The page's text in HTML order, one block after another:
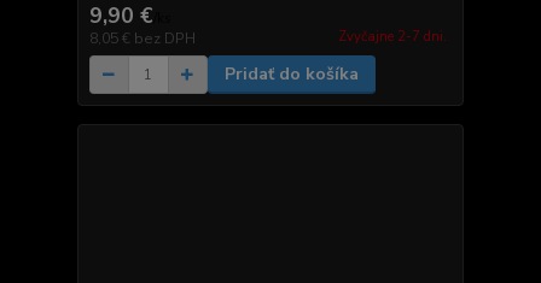
9,90 €
8,05 € bez DPH Zvyčajne 2-7 dni.
Pridať do košíka